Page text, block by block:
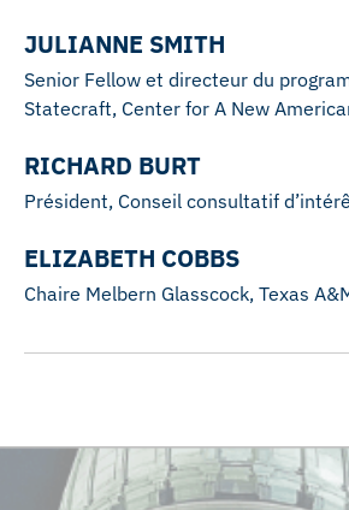
JULIANNE SMITH
Senior Fellow et directeur du
Statecraft, Center for A New
RICHARD BURT
Président, Conseil consultatif
ELIZABETH COBBS
Chaire Melbern Glasscock, Texas